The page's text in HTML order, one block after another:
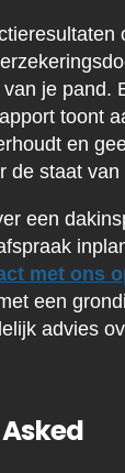
je pand.
toont
en
de staat van
een
met ons
een
advies